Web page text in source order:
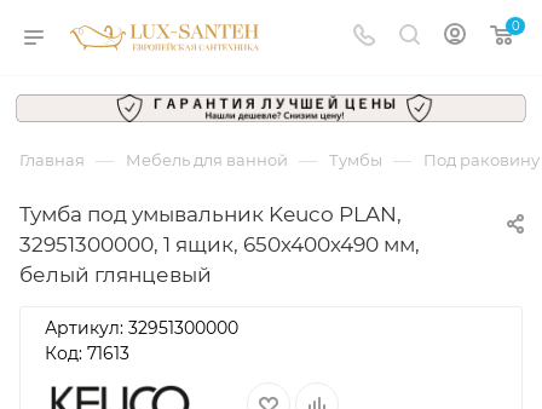
0
Главная — Мебель для ванной — Тумбы — Под раковину
Тумба под умывальник Keuco PLAN,
32951300000, 1 ящик, 650х400х490 мм,
белый глянцевый
Артикул: 32951300000
Код: 71613